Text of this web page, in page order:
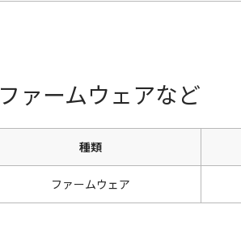
ファームウェアなど
種類
ファームウェア